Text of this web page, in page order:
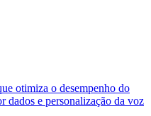
otimiza o desempenho do
dados e personalização da voz